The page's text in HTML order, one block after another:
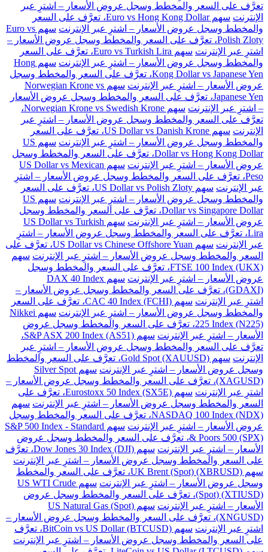
تعرَّف على السعر والمخطط وسجل عروض الأسعار – اشترِ عبر
الإنترنت
سهم Euro vs Hong Kong Dollar، تعرَّف على السعر
والمخطط وسجل عروض الأسعار – اشترِ عبر الإنترنت
سهم Euro vs
Polish Zloty، تعرَّف على السعر والمخطط وسجل عروض الأسعار –
اشترِ عبر الإنترنت
سهم Euro vs Turkish Lira، تعرَّف على السعر
والمخطط وسجل عروض الأسعار – اشترِ عبر الإنترنت
سهم Hong
Kong Dollar vs Japanese Yen، تعرَّف على السعر والمخطط وسجل
عروض الأسعار – اشترِ عبر الإنترنت
سهم Norwegian Krone vs
Japanese Yen، تعرَّف على السعر والمخطط وسجل عروض الأسعار
– اشترِ عبر الإنترنت
سهم Norwegian Krone vs Swedish Krone،
تعرَّف على السعر والمخطط وسجل عروض الأسعار – اشترِ عبر
الإنترنت
سهم US Dollar vs Danish Krone، تعرَّف على السعر
والمخطط وسجل عروض الأسعار – اشترِ عبر الإنترنت
سهم US
Dollar vs Hong Kong Dollar، تعرَّف على السعر والمخطط وسجل
عروض الأسعار – اشترِ عبر الإنترنت
سهم US Dollar vs Mexican
Peso، تعرَّف على السعر والمخطط وسجل عروض الأسعار – اشترِ
عبر الإنترنت
سهم US Dollar vs Polish Zloty، تعرَّف على السعر
والمخطط وسجل عروض الأسعار – اشترِ عبر الإنترنت
سهم US
Dollar vs Singapore Dollar، تعرَّف على السعر والمخطط وسجل
عروض الأسعار – اشترِ عبر الإنترنت
سهم US Dollar vs Turkish
Lira، تعرَّف على السعر والمخطط وسجل عروض الأسعار – اشترِ
عبر الإنترنت
سهم US Dollar vs Chinese Offshore Yuan، تعرَّف على
السعر والمخطط وسجل عروض الأسعار – اشترِ عبر الإنترنت سهم
FTSE 100 Index (UKX)، تعرَّف على السعر والمخطط وسجل
عروض الأسعار – اشترِ عبر الإنترنت
سهم DAX 40 Index
(GDAXI)، تعرَّف على السعر والمخطط وسجل عروض الأسعار –
اشترِ عبر الإنترنت
سهم CAC 40 Index (FCHI)، تعرَّف على السعر
والمخطط وسجل عروض الأسعار – اشترِ عبر الإنترنت
سهم Nikkei
225 Index (N225)، تعرَّف على السعر والمخطط وسجل عروض
الأسعار – اشترِ عبر الإنترنت
سهم S&P ASX 200 Index (AS51)،
تعرَّف على السعر والمخطط وسجل عروض الأسعار – اشترِ عبر
الإنترنت
سهم Gold Spot (XAUUSD)، تعرَّف على السعر والمخطط
وسجل عروض الأسعار – اشترِ عبر الإنترنت
سهم Silver Spot
(XAGUSD)، تعرَّف على السعر والمخطط وسجل عروض الأسعار –
اشترِ عبر الإنترنت
سهم Eurostoxx 50 Index (SX5E)، تعرَّف على
السعر والمخطط وسجل عروض الأسعار – اشترِ عبر الإنترنت سهم
NASDAQ 100 Index (NDX)، تعرَّف على السعر والمخطط وسجل
عروض الأسعار – اشترِ عبر الإنترنت
سهم S&P 500 Index - Standard
& Poors 500 (SPX)، تعرَّف على السعر والمخطط وسجل عروض
الأسعار – اشترِ عبر الإنترنت
سهم Dow Jones 30 Index (DJI)، تعرَّف
على السعر والمخطط وسجل عروض الأسعار – اشترِ عبر الإنترنت
سهم UK Brent (Spot) (XBRUSD)، تعرَّف على السعر والمخطط
وسجل عروض الأسعار – اشترِ عبر الإنترنت
سهم US WTI Crude
(Spot) (XTIUSD)، تعرَّف على السعر والمخطط وسجل عروض
الأسعار – اشترِ عبر الإنترنت
سهم US Natural Gas (Spot)
(XNGUSD)، تعرَّف على السعر والمخطط وسجل عروض الأسعار –
اشترِ عبر الإنترنت
سهم BitCoin vs US Dollar (BTCUSD)، تعرَّف
على السعر والمخطط وسجل عروض الأسعار – اشترِ عبر الإنترنت